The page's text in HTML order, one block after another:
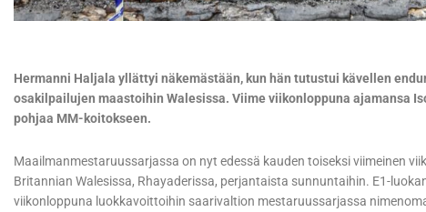
Hermanni Haljala yllättyi näkemästään, kun hän tutustui kävellen
osakilpailujen maastoihin Walesissa. Viime viikonloppuna ajamansa
pohjaa MM-koitokseen.
Maailmanmestaruussarjassa on nyt edessä kauden toiseksi viimeinen
Britannian Walesissa, Rhayaderissa, perjantaista sunnuntaihin. E1-
viikonloppuna luokkavoittoihin saarivaltion mestaruussarjassa